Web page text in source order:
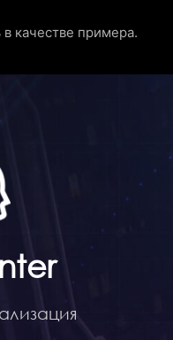
качестве примера.